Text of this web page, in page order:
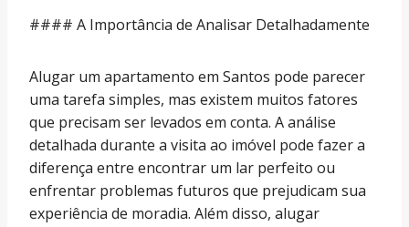
#### A Importância de Analisar Detalhadamente
Alugar um apartamento em Santos pode parecer
uma tarefa simples, mas existem muitos fatores
que precisam ser levados em conta. A análise
detalhada durante a visita ao imóvel pode fazer a
diferença entre encontrar um lar perfeito ou
enfrentar problemas futuros que prejudicam sua
experiência de moradia. Além disso, alugar